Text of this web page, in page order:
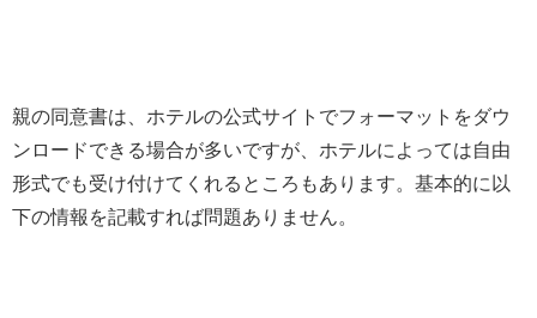
親の同意書は、ホテルの公式サイトでフォーマットをダウ
ンロードできる場合が多いですが、ホテルによっては自由
形式でも受け付けてくれるところもあります。基本的に以
下の情報を記載すれば問題ありません。